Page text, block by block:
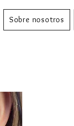
Sobre nosotros